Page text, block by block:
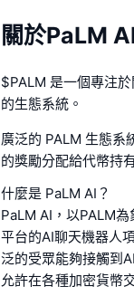
關於PaLM
$PALM 是一個專注
的生態系統。
廣泛的 PALM 生態系
的獎勵分配給代幣持
什麼是 PaLM AI？
PaLM AI，以PALM
平台的AI聊天機器人
泛的受眾能夠接觸到
允許在各種加密貨幣